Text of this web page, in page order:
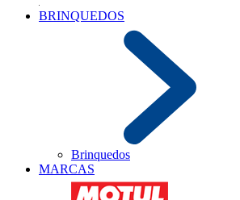
BRINQUEDOS
Brinquedos
MARCAS